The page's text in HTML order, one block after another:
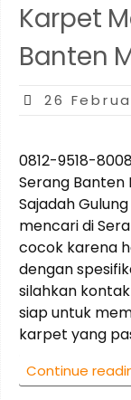
Karpet
Banten
Posted
26
0812-9518-
Serang Banten
Sajadah
mencari di
cocok karena
dengan
silahkan
siap untuk
karpet yang
Continue